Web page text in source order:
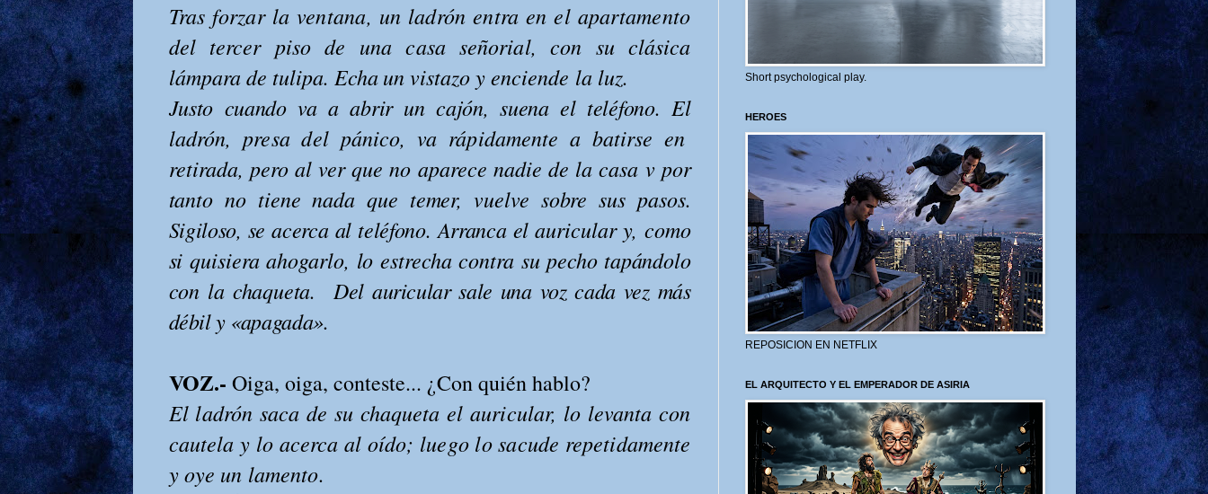
Tras forzar la ventana, un ladrón entra en el apartamento
del tercer piso de una casa señorial, con su clásica
lámpara de tulipa. Echa un vistazoy enciende la luz.
Justo cuando va a abrir un cajón, suena el teléfono. El
ladrón, presa del pánico, va rápidamente a ba­tirse en
retirada, pero al ver que no aparece nadie de la casa v por
tanto no tiene nada que temer, vuelve sobre sus pasos.
Sigiloso, se acerca al teléfono. Arranca elauricular y, como
si quisiera ahogarlo, lo estrecha contra su pe­cho tapándolo
con la chaqueta.
Del auricular sale una voz cada vez más
débil y «apagada».
VOZ.- Oiga, oiga, conteste... ¿Con quién hablo?
El ladrón saca de su chaqueta el auricular, lo levantacon
cautela y lo acerca al oído; luego lo sacude repetidamente
y oye un lamento.
Short psychological play.
HEROES
REPOSICION EN NETFLIX
EL ARQUITECTO Y EL EMPERADOR DE ASIRIA